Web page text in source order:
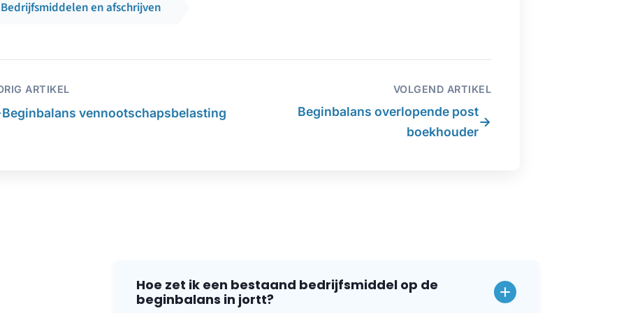
Bedrijfsmiddelen en afschrijven
ARTIKEL
Beginbalans vennootschapsbelasting
VOLGEND ARTIKEL
Beginbalans overlopende post
boekhouder
→
Hoe zet ik een bestaand bedrijfsmiddel op de
beginbalans in jortt?